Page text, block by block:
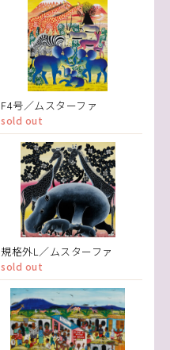
F4号／ムスターファ
sold out
規格外L／ムスターファ
sold out